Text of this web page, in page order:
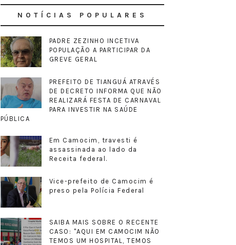
NOTÍCIAS POPULARES
PADRE ZEZINHO INCETIVA
POPULAÇÃO A PARTICIPAR DA
GREVE GERAL
PREFEITO DE TIANGUÁ ATRAVÉS
DE DECRETO INFORMA QUE NÃO
REALIZARÁ FESTA DE CARNAVAL
PARA INVESTIR NA SAÚDE
PÚBLICA
Em Camocim, travesti é
assassinada ao lado da
Receita federal.
Vice-prefeito de Camocim é
preso pela Polícia Federal
SAIBA MAIS SOBRE O RECENTE
CASO: "AQUI EM CAMOCIM NÃO
TEMOS UM HOSPITAL, TEMOS